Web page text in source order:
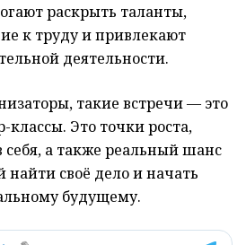
раскрыть таланты,
к труду и привлекают
деятельности.
такие встречи — это
Это точки роста,
а также реальный шанс
своё дело и начать
будущему.